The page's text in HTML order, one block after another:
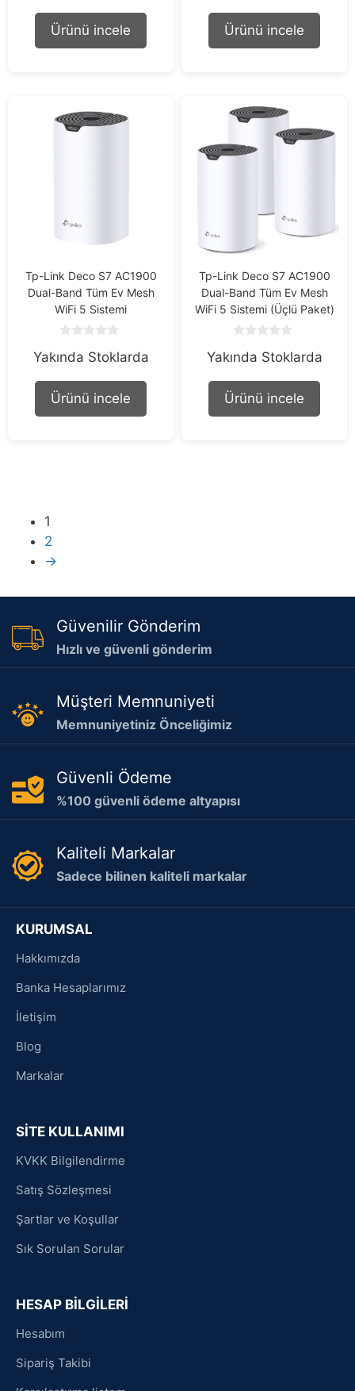
t
f
Ürünü incele
t
f
Ürünü incele
Tp-Link Deco S7 AC1900
Dual-Band Tüm Ev Mesh
WiFi 5 Sistemi
o
t
f
Yakında Stoklarda
Ürünü incele
Tp-Link Deco S7 AC1900
Dual-Band Tüm Ev Mesh
WiFi 5 Sistemi (Üçlü Paket)
o
t
f
Yakında Stoklarda
Ürünü incele
1
2
→
Güvenilir Gönderim
Hızlı ve güvenli gönderim
Müşteri Memnuniyeti
Memnuniyetiniz Önceliğimiz
Güvenli Ödeme
%100 güvenli ödeme altyapısı
Kaliteli Markalar
Sadece bilinen kaliteli markalar
KURUMSAL
Hakkımızda
Banka Hesaplarımız
İletişim
Blog
Markalar
SİTE KULLANIMI
KVKK Bilgilendirme
Satış Sözleşmesi
Şartlar ve Koşullar
Sık Sorulan Sorular
HESAP BİLGİLERİ
Hesabım
Sipariş Takibi